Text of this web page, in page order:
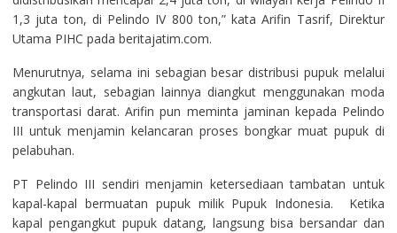
1,3 juta ton, di Pelindo IV 800 ton,” kata Arifin Tasrif, Direktur
Utama PIHC pada beritajatim.com.
Menurutnya, selama ini sebagian besar distribusi pupuk melalui
angkutan laut, sebagian lainnya diangkut menggunakan moda
transportasi darat. Arifin pun meminta jaminan kepada Pelindo
III untuk menjamin kelancaran proses bongkar muat pupuk di
pelabuhan.
PT Pelindo III sendiri menjamin ketersediaan tambatan untuk
kapal-kapal bermuatan pupuk milik Pupuk Indonesia. Ketika
kapal pengangkut pupuk datang, langsung bisa bersandar dan